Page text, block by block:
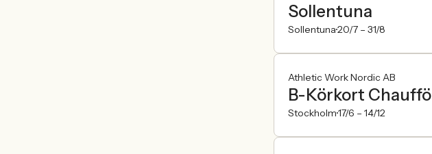
Sollentuna
Sollentuna20/7 – 31/8
Athletic Work Nordic AB
B-Körkort
Stockholm17/6 – 14/12